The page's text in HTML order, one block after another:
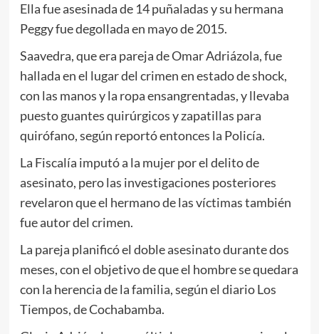
Ella fue asesinada de 14 puñaladas y su hermana
Peggy fue degollada en mayo de 2015.
Saavedra, que era pareja de Omar Adriázola, fue
hallada en el lugar del crimen en estado de shock,
con las manos y la ropa ensangrentadas, y llevaba
puesto guantes quirúrgicos y zapatillas para
quirófano, según reportó entonces la Policía.
La Fiscalía imputó a la mujer por el delito de
asesinato, pero las investigaciones posteriores
revelaron que el hermano de las víctimas también
fue autor del crimen.
La pareja planificó el doble asesinato durante dos
meses, con el objetivo de que el hombre se quedara
con la herencia de la familia, según el diario Los
Tiempos, de Cochabamba.